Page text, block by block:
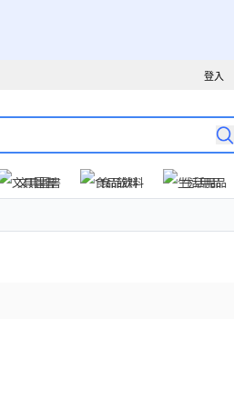
登入
文具圖書
食品飲料 生活用品